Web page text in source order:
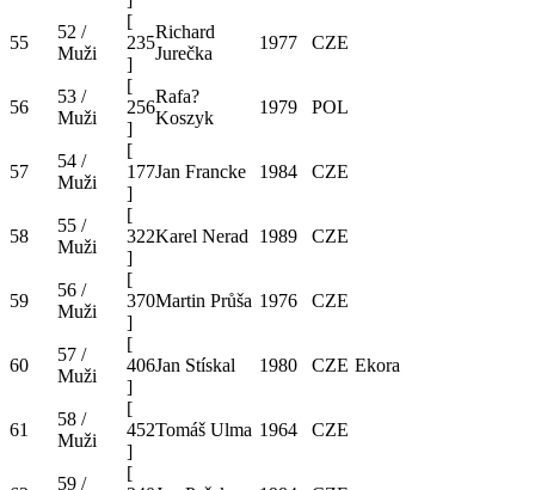
55
52 /
Muži
[
235
]
Richard
Jurečka
1977 CZE
56
53 /
Muži
[
256
]
Rafa?
Koszyk
1979 POL
57
54 /
Muži
[
177
]
Jan Francke 1984 CZE
58
55 /
Muži
[
322
]
Karel Nerad 1989 CZE
59
56 /
Muži
[
370
]
Martin Průša 1976 CZE
60
57 /
Muži
[
406
]
Jan Stískal 1980 CZE Ekora
61
58 /
Muži
[
452
]
Tomáš Ulma 1964 CZE
59 /
[